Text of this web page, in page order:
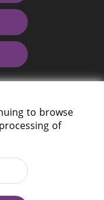
to browse
of